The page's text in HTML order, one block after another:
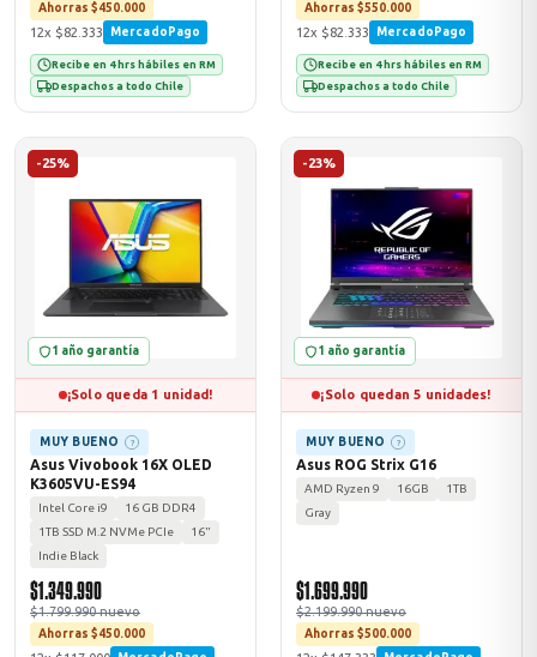
Ahorras $450.000
12x $82.333 MercadoPago
Recibe en 4 hrs hábiles en RM
Despachos a todo Chile
Ahorras $550.000
12x $82.333 MercadoPago
Recibe en 4 hrs hábiles en RM
Despachos a todo Chile
-25%
1 año garantía
¡Solo queda 1 unidad!
MUY BUENO ?
Asus Vivobook 16X OLED
K3605VU-ES94
Intel Core i9
16 GB DDR4
1TB SSD M.2 NVMe PCIe
16"
Indie Black
$1.349.990
$1.799.990 nuevo
Ahorras $450.000
-23%
1 año garantía
¡Solo quedan 5 unidades!
MUY BUENO ?
Asus ROG Strix G16
AMD Ryzen 9 16GB
1TB
Gray
$1.699.990
$2.199.990 nuevo
Ahorras $500.000